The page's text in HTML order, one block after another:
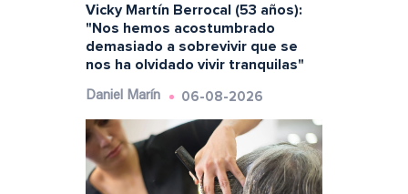
Vicky Martín Berrocal (53 años):
"Nos hemos acostumbrado
demasiado a sobrevivir que se
nos ha olvidado vivir tranquilas"
Daniel Marín 06-08-2026